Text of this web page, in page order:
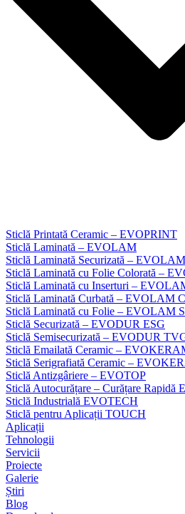
Sticlă Printată Ceramic – EVOPRINT
Sticlă Laminată – EVOLAM
Sticlă Laminată Securizată –
Sticlă Laminată cu Folie Colorată –
Sticlă Laminată cu Inserturi –
Sticlă Laminată Curbată – EVOLAM
Sticlă Laminată cu Folie – EVOLAM
Sticlă Securizată – EVODUR ESG
Sticlă Semisecurizată – EVODUR
Sticlă Emailată Ceramic –
Sticlă Serigrafiată Ceramic –
Sticlă Antizgâriere – EVOTOP
Sticlă Autocurățare – Curățare Rapidă
Sticlă Industrială EVOTECH
Sticlă pentru Aplicații TOUCH
Aplicații
Tehnologii
Servicii
Proiecte
Galerie
Știri
Blog